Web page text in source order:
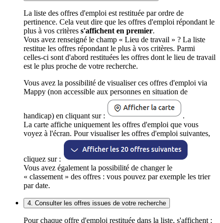
La liste des offres d'emploi est restituée par ordre de
pertinence. Cela veut dire que les offres d'emploi répondant le
plus à vos critères s'affichent en premier.
Vous avez renseigné le champ « Lieu de travail » ? La liste
restitue les offres répondant le plus à vos critères. Parmi
celles-ci sont d'abord restituées les offres dont le lieu de travail
est le plus proche de votre recherche.
Vous avez la possibilité de visualiser ces offres d'emploi via
Mappy (non accessible aux personnes en situation de
handicap) en cliquant sur :
.
La carte affiche uniquement les offres d'emploi que vous
voyez à l'écran. Pour visualiser les offres d'emploi suivantes,
cliquez sur :
Vous avez également la possibilité de changer le
« classement » des offres : vous pouvez par exemple les trier
par date.
4. Consulter les offres issues de votre recherche
Pour chaque offre d'emploi restituée dans la liste, s'affichent :